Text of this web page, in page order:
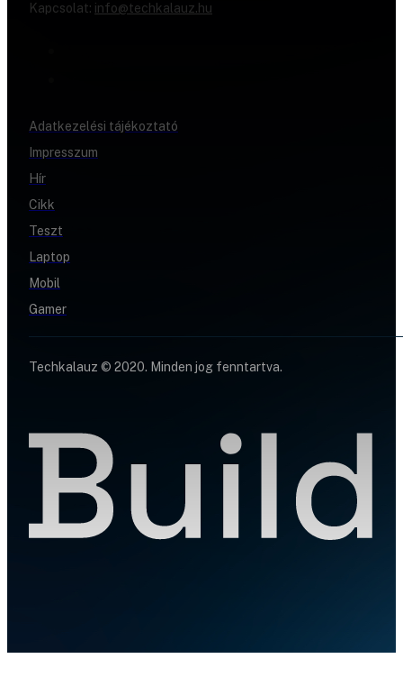
Kapcsolat: info@techkalauz.hu
Adatkezelési tájékoztató
Impresszum
Hír
Cikk
Teszt
Laptop
Mobil
Gamer
Techkalauz © 2020. Minden jog fenntartva.